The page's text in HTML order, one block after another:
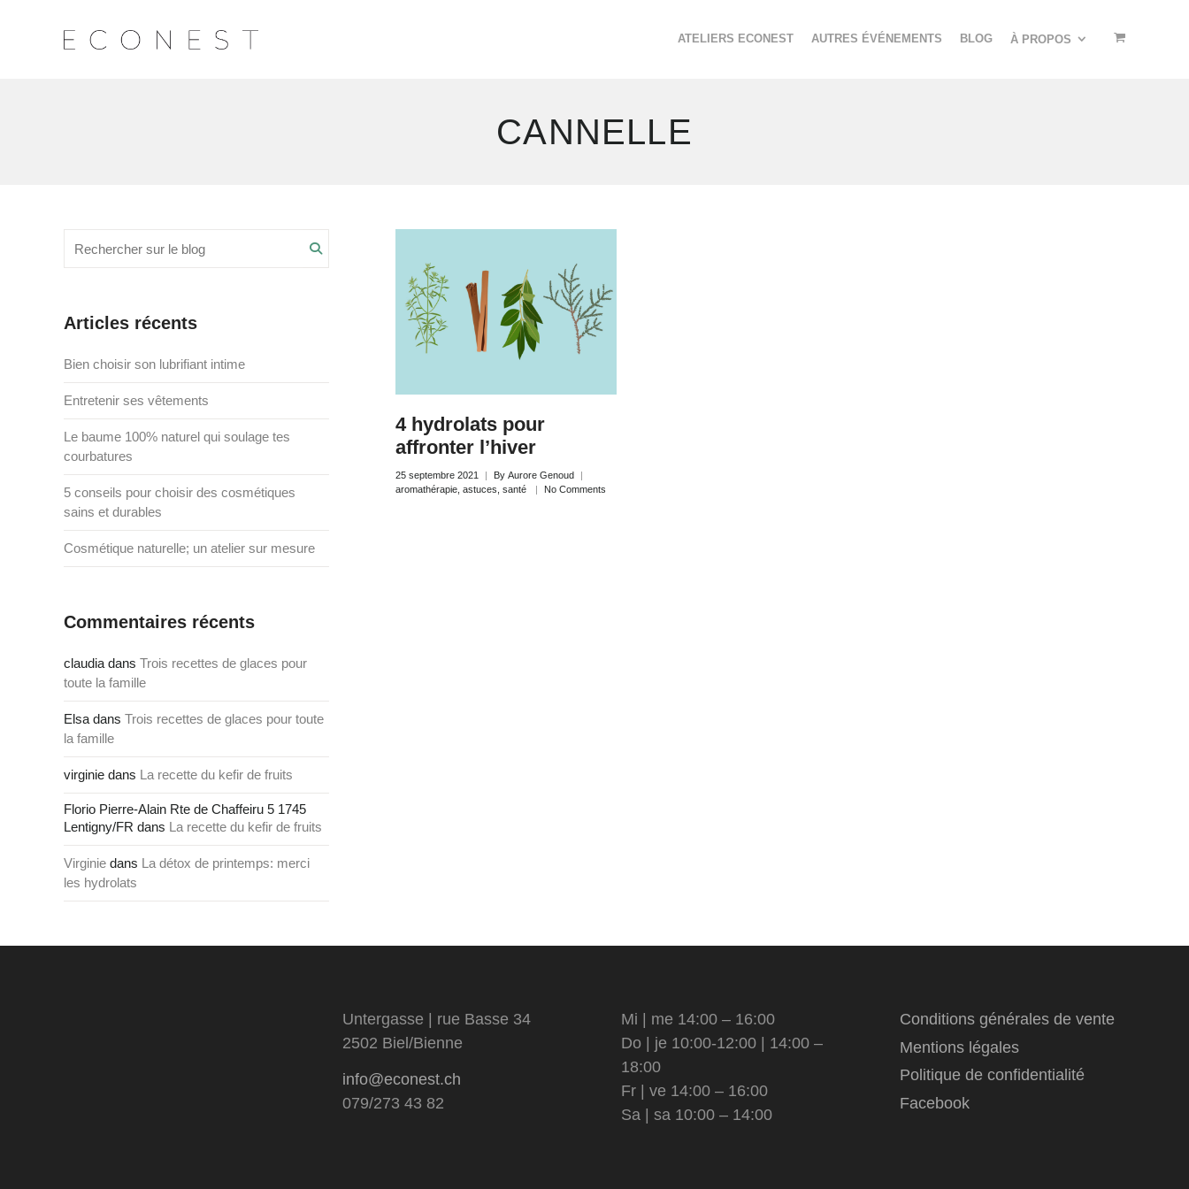
ATELIERS ECONEST AUTRES ÉVÉNEMENTS BLOG À PROPOS
CANNELLE
4 hydrolats pour
affronter l’hiver
25 septembre 2021 By Aurore Genoud
aromathérapie, astuces, santé No Comments
pour
Articles récents
Bien choisir son lubrifiant intime
Entretenir ses vêtements
Le baume 100% naturel qui soulage tes
courbatures
5 conseils pour choisir des cosmétiques
sains et durables
Cosmétique naturelle; un atelier sur mesure
Commentaires récents
claudia dans Trois recettes de glaces pour
toute la famille
Elsa dans Trois recettes de glaces pour toute
la famille
virginie dans La recette du kefir de fruits
Florio Pierre-Alain Rte de Chaffeiru 5 1745
Lentigny/FR dans La recette du kefir de fruits
Virginie dans La détox de printemps: merci
les hydrolats
Untergasse | rue Basse 34
2502 Biel/Bienne
info@econest.ch
079/273 43 82
Mi | me 14:00 – 16:00
Do | je 10:00-12:00 | 14:00 –
18:00
Fr | ve 14:00 – 16:00
Sa | sa 10:00 – 14:00
Conditions générales de vente
Mentions légales
Politique de confidentialité
Facebook